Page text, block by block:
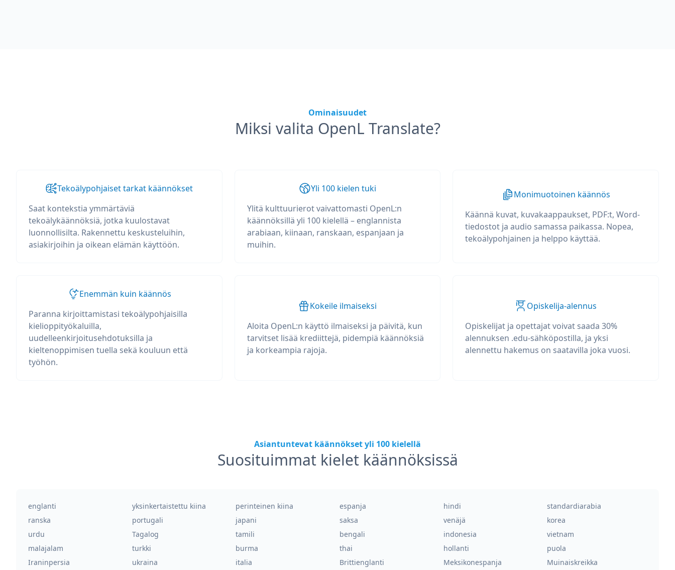
Ominaisuudet
Miksi valita OpenL Translate?
Tekoälypohjaiset tarkat käännökset
Saat kontekstia ymmärtäviä
tekoälykäännöksiä, jotka kuulostavat
luonnollisilta. Rakennettu keskusteluihin,
asiakirjoihin ja oikean elämän käyttöön.
Yli 100 kielen tuki
Ylitä kulttuurierot vaivattomasti OpenL:n
käännöksillä yli 100 kielellä – englannista
arabiaan, kiinaan, ranskaan, espanjaan ja
muihin.
Monimuotoinen käännös
Käännä kuvat, kuvakaappaukset, PDF:t, Word-
tiedostot ja audio samassa paikassa. Nopea,
tekoälypohjainen ja helppo käyttää.
Enemmän kuin käännös
Paranna kirjoittamistasi tekoälypohjaisilla
kielioppityökaluilla,
uudelleenkirjoitusehdotuksilla ja
kieltenoppimisen tuella sekä kouluun että
työhön.
Kokeile ilmaiseksi
Aloita OpenL:n käyttö ilmaiseksi ja päivitä, kun
tarvitset lisää krediittejä, pidempiä käännöksiä
ja korkeampia rajoja.
Opiskelija-alennus
Opiskelijat ja opettajat voivat saada 30%
alennuksen .edu-sähköpostilla, ja yksi
alennettu hakemus on saatavilla joka vuosi.
Asiantuntevat käännökset yli 100 kielellä
Suosituimmat kielet käännöksissä
englanti yksinkertaistettu kiina perinteinen kiina espanja hindi
standardiarabia
ranska
portugali japani saksa venäjä
korea
urdu
Tagalog tamili bengali indonesia
vietnam
malajalam
turkki burma thai hollanti
puola
Iraninpersia
ukraina italia Brittienglanti Meksikonespanja Muinaiskreikka